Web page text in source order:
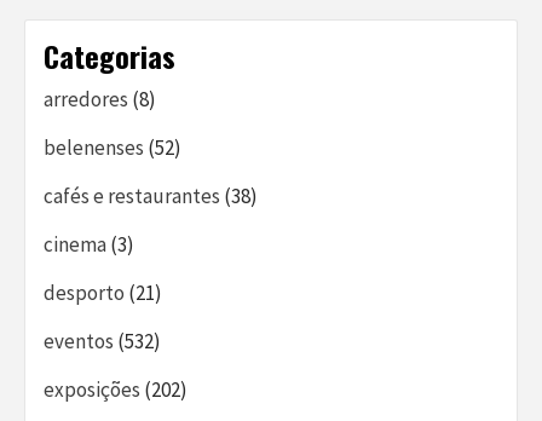
Categorias
arredores (8)
belenenses (52)
cafés e restaurantes (38)
cinema(3)
desporto (21)
eventos (532)
exposições (202)